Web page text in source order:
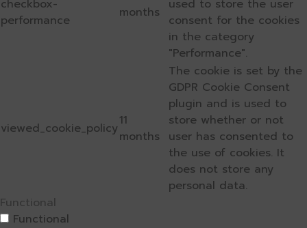
checkbox-
performance
months
used to store the user
consent for the cookies
in the category
"Performance".
viewed_cookie_policy11
months
The cookie is set by the
GDPR Cookie Consent
plugin and is used to
store whether or not
user has consented to
the use of cookies. It
does not store any
personal data.
Functional
Functional